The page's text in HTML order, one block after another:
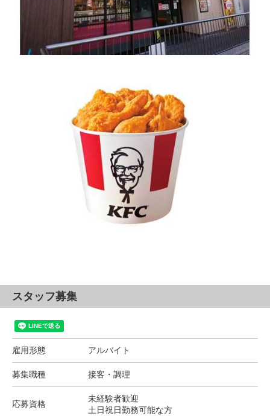
スタッフ募集
雇用形態 アルバイト
募集職種 接客・調理
応募資格
未経験者歓迎
土日祝日勤務可能な方